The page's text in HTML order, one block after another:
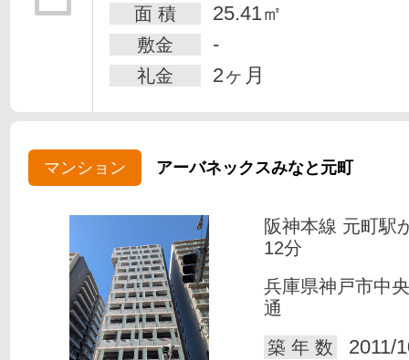
面 積 25.41㎡
敷金 -
礼金 2ヶ月
マンション アーバネックスみなと元町
阪神本線 元町駅
12分
兵庫県神戸市中
通
築 年 数
2011/